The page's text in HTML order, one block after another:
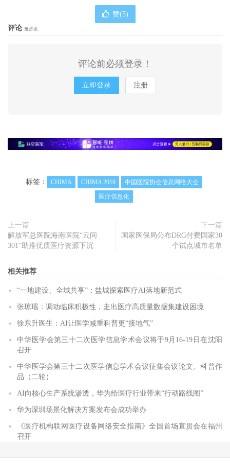
赞(5)
评论 抢沙发
评论前必须登录！
立即登录 注册
标签： CHIMA CHIMA 2019
中国医院协会信息网络大会
医疗信息化
上一篇
解放军总医院海南医院“云间
301”助推优质医疗资源下沉
下一篇
国家医保局公布DRG付费国家30
个试点城市名单
相关推荐
“一地建设、全域共享”：盐城探索医疗AI落地新范式
张琼瑶：调动临床积极性，走出医疗高质量数据集建设困境
徐东升医生：AI让医学减重科普更“接地气”
中华医学会第三十二次医学信息学术会议将于9月16-19日在沈阳
召开
中华医学会第三十二次医学信息学术会议征集会议论文、科普作
品（二轮）
AI向核心生产系统渗透，华为给医疗行业带来“行动路线图”
华为深圳场景化解决方案发布会成功举办
《医疗机构联网医疗设备网络安全指南》全国首场宣贯会在福州
召开